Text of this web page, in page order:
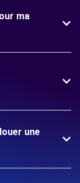
ma
une